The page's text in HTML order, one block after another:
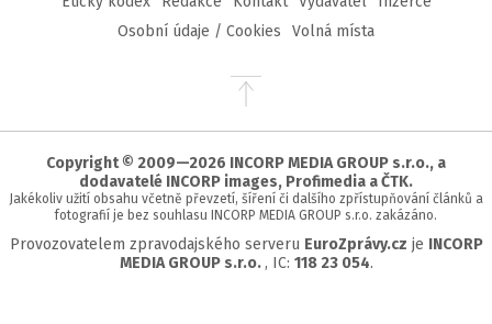
Osobní údaje / Cookies
Volná místa
Přejít
stránky
Copyright © 2009—2026 INCORP MEDIA GROUP s.r.o., a
dodavatelé INCORP images, Profimedia a ČTK.
Jakékoliv užití obsahu včetně převzetí, šíření či dalšího zpřístupňování článků a
fotografií je bez souhlasu INCORP MEDIA GROUP s.r.o. zakázáno.
Provozovatelem zpravodajského serveru EuroZprávy.cz je INCORP
MEDIA GROUP s.r.o. , IC: 118 23 054.